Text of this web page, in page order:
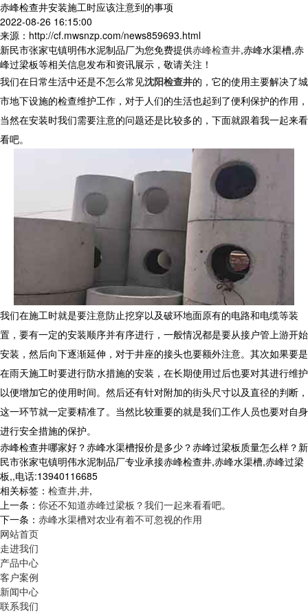
赤峰检查井安装施工时应该注意到的事项
2022-08-26 16:15:00
来源：http://cf.mwsnzp.com/news859693.html
新民市张家屯镇明伟水泥制品厂为您免费提供赤峰检查井,赤峰水渠槽,赤
峰过梁板等相关信息发布和资讯展示，敬请关注！
我们在日常生活中还是不怎么常见沈阳检查井的，它的使用主要解决了城
市地下设施的检查维护工作，对于人们的生活也起到了便利保护的作用，
当然在安装时我们需要注意的问题还是比较多的，下面就跟着我一起来看
看吧。
我们在施工时就是要注意防止挖穿以及破环地面原有的电路和电缆等装
置，要有一定的安装顺序并有序进行，一般情况都是要从接户管上游开始
安装，然后向下逐渐延伸，对于井座的接头也要额外注意。其次如果要是
在雨天施工时要进行防水措施的安装，在长期使用过后也要对其进行维护
以便增加它的使用时间。然后还有针对附加的街头尺寸以及直径的判断，
这一环节就一定要精准了。当然比较重要的就是我们工作人员也要对自身
进行安全措施的保护。
赤峰检查井哪家好？赤峰水渠槽报价是多少？赤峰过梁板质量怎么样？新
民市张家屯镇明伟水泥制品厂专业承接赤峰检查井,赤峰水渠槽,赤峰过梁
板,,电话:13940116685
相关标签： 检查井,井,
上一条： 你还不知道赤峰过梁板？我们一起来看看吧。
下一条： 赤峰水渠槽对农业有着不可忽视的作用
网站首页
走进我们
产品中心
客户案例
新闻中心
联系我们